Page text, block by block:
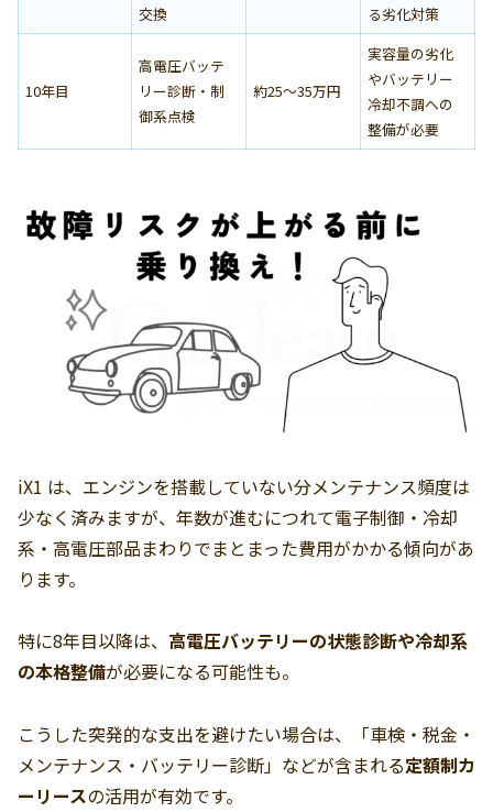
交換 る劣化対策
10年目
高電圧バッテ
リー診断・制
御系点検
約25〜35万円
実容量の劣化
やバッテリー
冷却不調への
整備が必要
iX1 は、エンジンを搭載していない分メンテナンス頻度は
少なく済みますが、年数が進むにつれて電子制御・冷却
系・高電圧部品まわりでまとまった費用がかかる傾向があ
ります。
特に8年目以降は、 高電圧バッテリーの状態診断や冷却系
の本格整備が必要になる可能性も。
こうした突発的な支出を避けたい場合は、「車検・税金・
メンテナンス・バッテリー診断」などが含まれる定額制カ
ーリースの活用が有効です。